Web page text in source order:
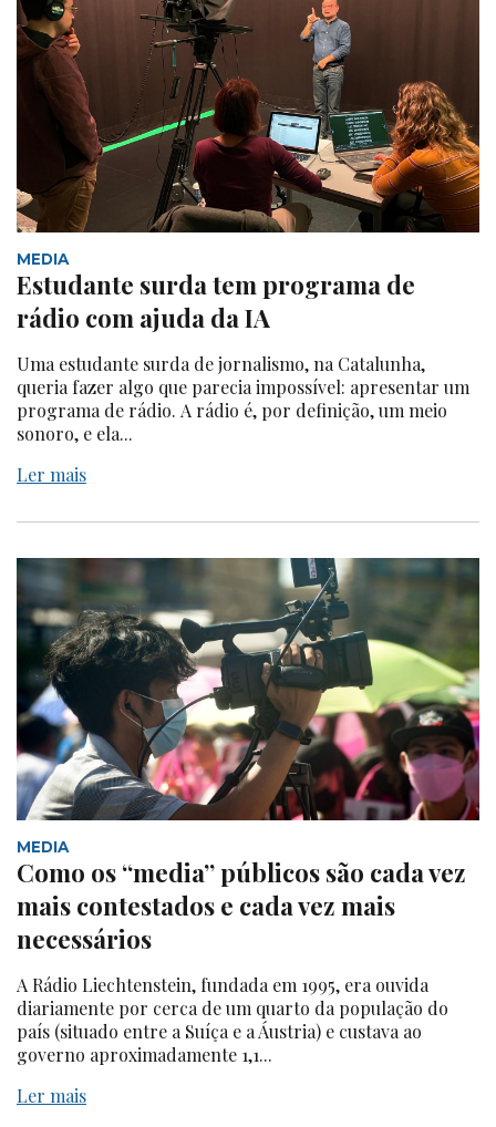
MEDIA
Estudante surda tem programa de
rádio com ajuda da IA
Uma estudante surda de jornalismo, na Catalunha,
queria fazer algo que parecia impossível: apresentar um
programa de rádio. A rádio é, por definição, um meio
sonoro, e ela...
Ler mais
MEDIA
Como os “media” públicos são cada vez
mais contestados e cada vez mais
necessários
A Rádio Liechtenstein, fundada em 1995, era ouvida
diariamente por cerca de um quarto da população do
país (situado entre a Suíça e a Áustria) e custava ao
governo aproximadamente 1,1...
Ler mais